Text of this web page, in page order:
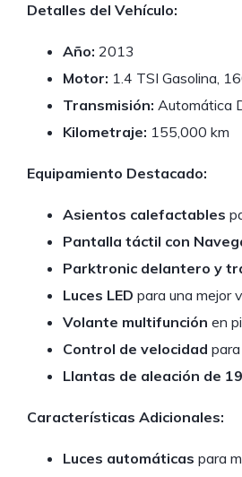
Detalles del Vehículo:
Año: 2013
Motor: 1.4 TSI Gasolina,
Transmisión: Automática
Kilometraje: 155,000 km
Equipamiento Destacado:
Asientos calefactables
Pantalla táctil con
Parktronic delantero y
Luces LED para una mejor
Volante multifunción en
Control de velocidad
Llantas de aleación de
Características Adicionales:
Luces automáticas para